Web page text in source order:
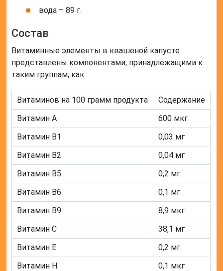
вода – 89 г.
Состав
Витаминные элементы в квашеной капусте
представлены компонентами, принадлежащими к
таким группам, как:
Витаминов на 100 грамм продукта
Содержание
Витамин А
600 мкг
Витамин В1
0,03 мг
Витамин В2
0,04 мг
Витамин В5
0,2 мг
Витамин В6
0,1 мг
Витамин В9
8,9 мкг
Витамин С
38,1 мг
Витамин Е
0,2 мг
Витамин Н
0,1 мкг